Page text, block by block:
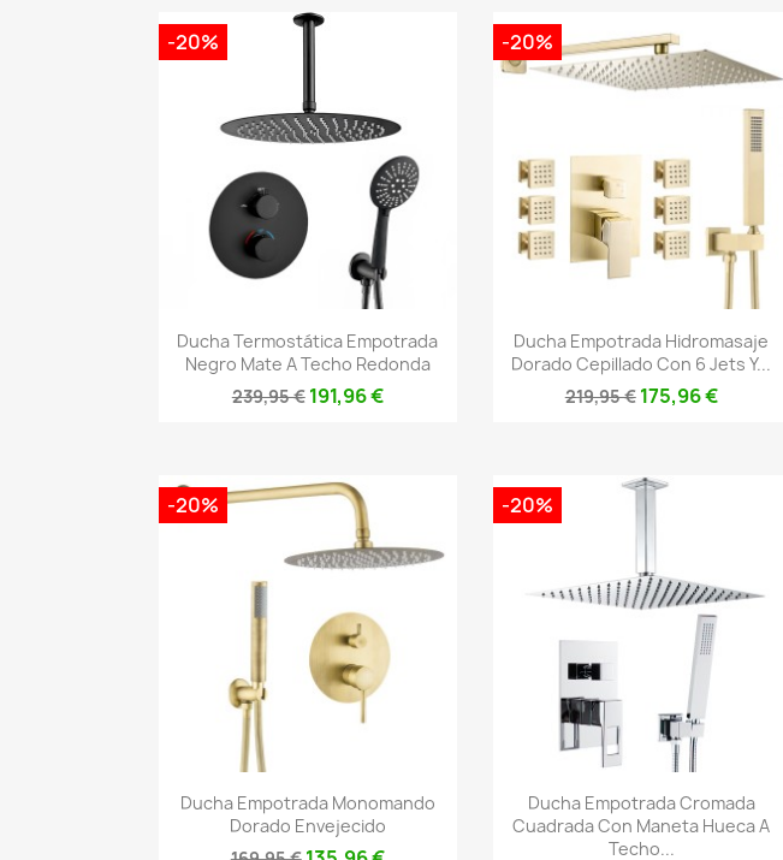
Vista rápida
Ducha Termostática Empotrada
Negro Mate A Techo Redonda
239,95 € 191,96 €
-20%
Vista rápida
Ducha Empotrada Hidromasaje
Dorado Cepillado Con 6 Jets Y...
219,95 € 175,96 €
-20%
Vista rápida
Ducha Empotrada Monomando
Dorado Envejecido
-20%
Vista rápida
Ducha Empotrada Cromada
Cuadrada Con Maneta Hueca A
Techo...
-20%